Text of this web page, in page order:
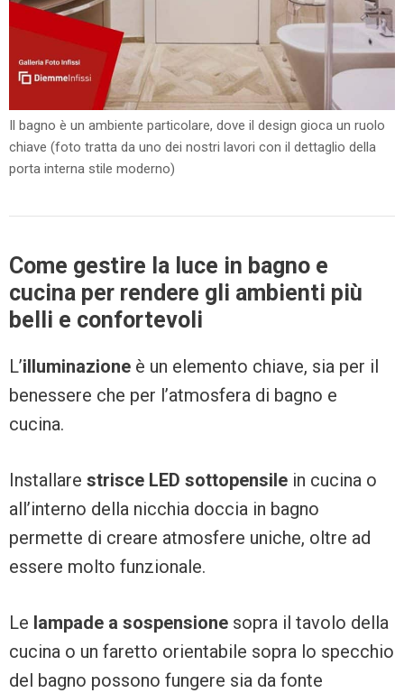
Il bagno è un ambiente particolare, dove il design gioca un ruolo
chiave (foto tratta da uno dei nostri lavori con il dettaglio della
porta interna stile moderno)
Come gestire la luce in bagno e
cucina per rendere gli ambienti più
belli e confortevoli
L’illuminazione è un elemento chiave, sia per il
benessere che per l’atmosfera di bagno e
cucina.
Installare strisce LED sottopensile in cucina o
all’interno della nicchia doccia in bagno
permette di creare atmosfere uniche, oltre ad
essere molto funzionale.
Le lampade a sospensione sopra il tavolo della
cucina o un faretto orientabile sopra lo specchio
del bagno possono fungere sia da fonte